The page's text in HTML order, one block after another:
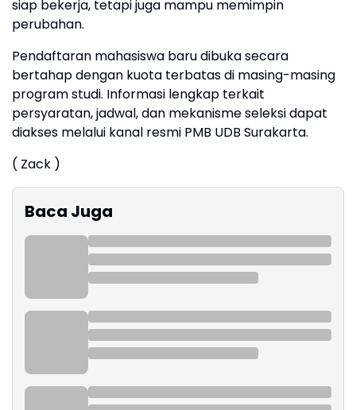
siap bekerja, tetapi juga mampu memimpin
perubahan.
Pendaftaran mahasiswa baru dibuka secara
bertahap dengan kuota terbatas di masing-masing
program studi. Informasi lengkap terkait
persyaratan, jadwal, dan mekanisme seleksi dapat
diakses melalui kanal resmi PMB UDB Surakarta.
( Zack )
Baca Juga